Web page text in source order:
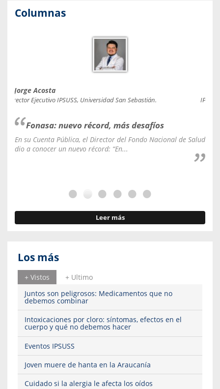
Columnas
Jorge Acosta
Director Ejecutivo IPSUSS, Universidad San Sebastián.
Fonasa: nuevo récord, más desafíos
En su Cuenta Pública, el Director del Fondo Nacional de Salud
dio a conocer un nuevo récord: “En...
Leer más
Los más
+ Vistos
+ Ultimo
Juntos son peligrosos: Medicamentos que no
debemos combinar
Intoxicaciones por cloro: síntomas, efectos en el
cuerpo y qué no debemos hacer
Eventos IPSUSS
Joven muere de hanta en la Araucanía
Cuidado si la alergia le afecta los oídos